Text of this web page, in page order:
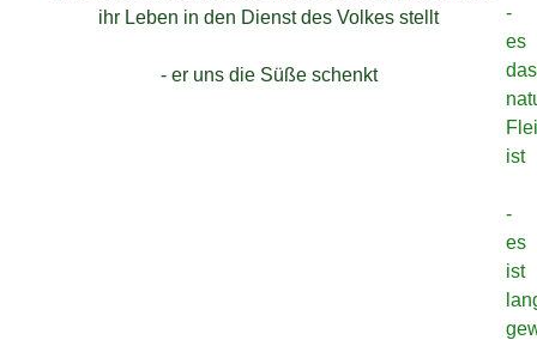
ihr Leben in den Dienst des Volkes stellt
- er uns die Süße schenkt
-
es
das
ist
-
es
ist